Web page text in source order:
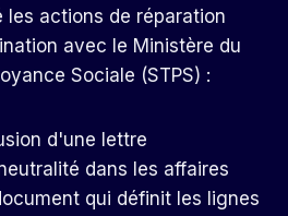
les actions de réparation
avec le Ministère du
Sociale (STPS) :
d'une lettre
dans les affaires
qui définit les lignes